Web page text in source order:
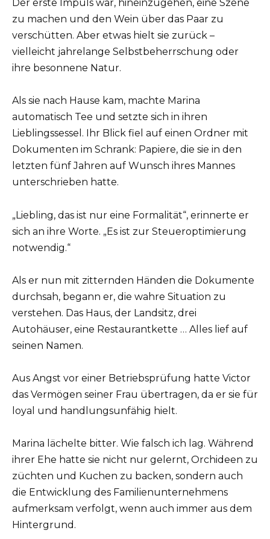
Der erste Impuls war, hineinzugehen, eine Szene
zu machen und den Wein über das Paar zu
verschütten. Aber etwas hielt sie zurück –
vielleicht jahrelange Selbstbeherrschung oder
ihre besonnene Natur.
Als sie nach Hause kam, machte Marina
automatisch Tee und setzte sich in ihren
Lieblingssessel. Ihr Blick fiel auf einen Ordner mit
Dokumenten im Schrank: Papiere, die sie in den
letzten fünf Jahren auf Wunsch ihres Mannes
unterschrieben hatte.
„Liebling, das ist nur eine Formalität“, erinnerte er
sich an ihre Worte. „Es ist zur Steueroptimierung
notwendig.“
Als er nun mit zitternden Händen die Dokumente
durchsah, begann er, die wahre Situation zu
verstehen. Das Haus, der Landsitz, drei
Autohäuser, eine Restaurantkette … Alles lief auf
seinen Namen.
Aus Angst vor einer Betriebsprüfung hatte Victor
das Vermögen seiner Frau übertragen, da er sie für
loyal und handlungsunfähig hielt.
Marina lächelte bitter. Wie falsch ich lag. Während
ihrer Ehe hatte sie nicht nur gelernt, Orchideen zu
züchten und Kuchen zu backen, sondern auch
die Entwicklung des Familienunternehmens
aufmerksam verfolgt, wenn auch immer aus dem
Hintergrund.